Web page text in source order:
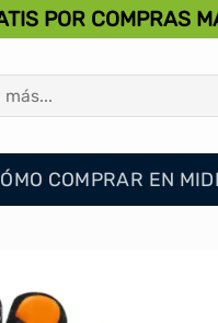
POR COMPRAS
COMPRAR EN